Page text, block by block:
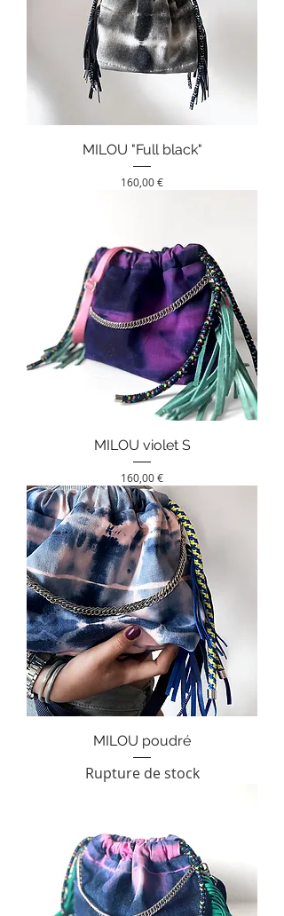
MILOU "Full black"
Prix
160,00 €
MILOU violet S
Prix
160,00 €
MILOU poudré
Rupture de stock